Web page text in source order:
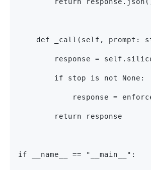
def _call(self, prompt:
response =
        if stop is not None:
response =
        return response
if __name__ == "__main__":